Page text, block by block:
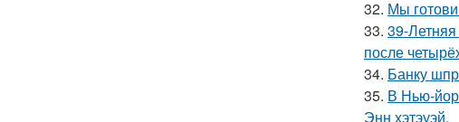
32. Мы
33. 39-
после
34. Банку
35. В Нью-
Энн хэтэуэй.